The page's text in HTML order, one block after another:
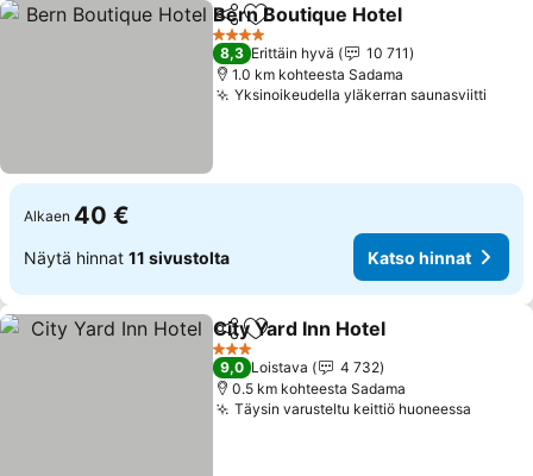
Jaa Lisää suosikkeihin
Bern Boutique Hotel
4 Tähtiluokitus
8,3 Erittäin hyvä
10 711
1.0 km kohteesta Sadama
Yksinoikeudella yläkerran saunasviitti
Alkaen 40 €
Näytä hinnat 11 sivustolta Katso hinnat
Jaa Lisää suosikkeihin
City Yard Inn Hotel
3 Tähtiluokitus
9,0 Loistava
4 732
0.5 km kohteesta Sadama
Täysin varusteltu keittiö huoneessa